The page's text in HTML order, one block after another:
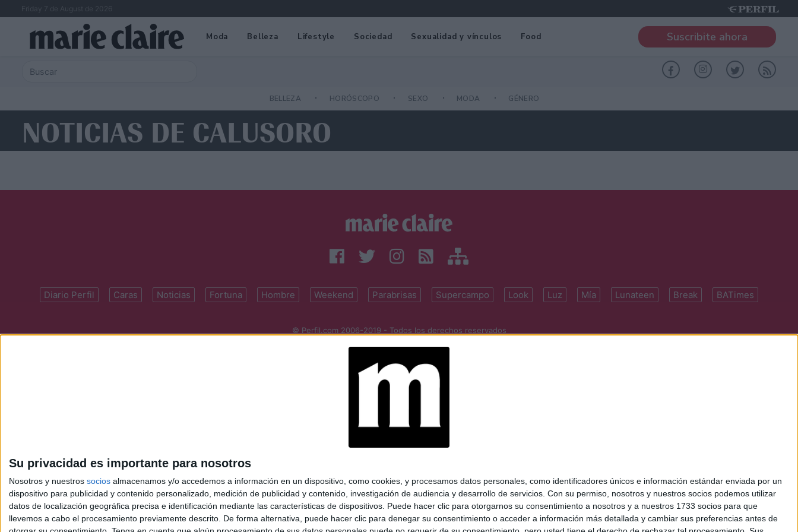
Su privacidad es importante para nosotros
Nosotros y nuestros socios almacenamos y/o accedemos a información en un dispositivo, como cookies, y procesamos datos personales, como identificadores únicos e información estándar enviada por un
dispositivo para publicidad y contenido personalizado, medición de publicidad y contenido, investigación de audiencia y desarrollo de servicios. Con su permiso, nosotros y nuestros socios podemos utilizar
datos de localización geográfica precisa e identificación mediante las características de dispositivos. Puede hacer clic para otorgarnos su consentimiento a nosotros y a nuestros 1733 socios para que
llevemos a cabo el procesamiento previamente descrito. De forma alternativa, puede hacer clic para denegar su consentimiento o acceder a información más detallada y cambiar sus preferencias antes de
Friday 7 de August de 2026
Moda Belleza Lifestyle Sociedad Sexualidad y vínculos Food Suscribite ahora
BELLEZA HORÓSCOPO SEXO MODA GÉNERO
NOTICIAS DE CALUSORO
Diario Perfil Caras Noticias Fortuna Hombre Weekend Parabrisas Supercampo Look Luz Mía Lunateen Break BATimes
© Perfil.com 2006-2019 - Todos los derechos reservados
perfilcom@perfil.com| Propietario: Diario Perfil S.A.